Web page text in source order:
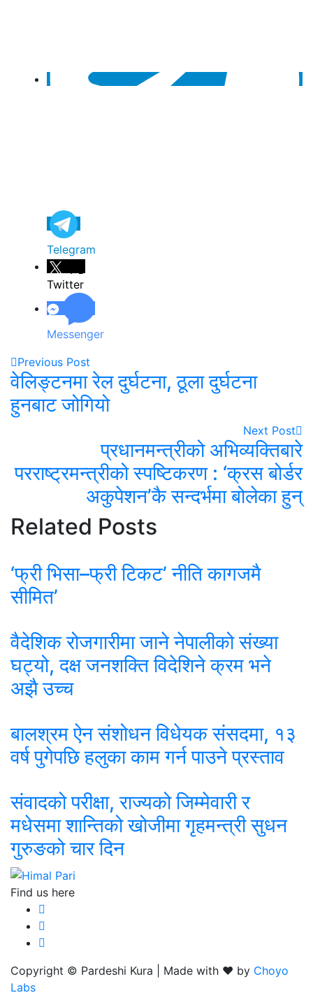
Telegram
Twitter
Messenger
Previous Post
वेलिङ्टनमा रेल दुर्घटना, ठूला दुर्घटना
हुनबाट जोगियो
Next Post
प्रधानमन्त्रीको अभिव्यक्तिबारे
परराष्ट्रमन्त्रीको स्पष्टिकरण : ‘क्रस बोर्डर
अकुपेशन’कै सन्दर्भमा बोलेका हुन्
Related Posts
‘फ्री भिसा–फ्री टिकट’ नीति कागजमै
सीमित’
वैदेशिक रोजगारीमा जाने नेपालीको संख्या
घट्यो, दक्ष जनशक्ति विदेशिने क्रम भने
अझै उच्च
बालश्रम ऐन संशोधन विधेयक संसदमा, १३
वर्ष पुगेपछि हलुका काम गर्न पाउने प्रस्ताव
संवादको परीक्षा, राज्यको जिम्मेवारी र
मधेसमा शान्तिको खोजीमा गृहमन्त्री सुधन
गुरुङको चार दिन
Find us here
Copyright © Pardeshi Kura | Made with ❤️ by Choyo
Labs